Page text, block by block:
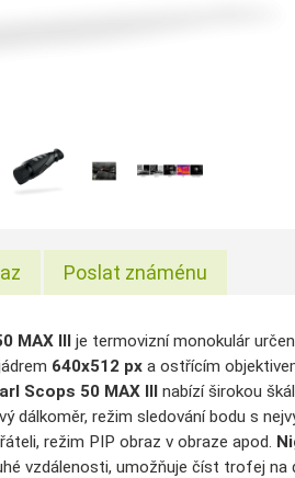
Poslat známénu
MAX III je termovizní monokulár
640x512 px a ostřícím
Scops 50 MAX III nabízí širokou
dálkoměr, režim sledování bodu s
režim PIP obraz v obraze apod.
vzdálenosti, umožňuje číst trofej